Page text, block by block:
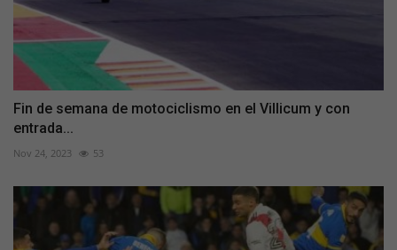
Fin de semana de motociclismo en el Villicum y con
entrada...
Nov 24, 2023 53